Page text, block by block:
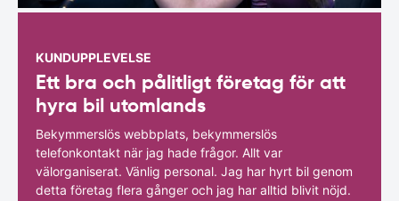
KUNDUPPLEVELSE
Ett bra och pålitligt företag för att
hyra bil utomlands
Bekymmerslös webbplats, bekymmerslös
telefonkontakt när jag hade frågor. Allt var
välorganiserat. Vänlig personal. Jag har hyrt bil genom
detta företag flera gånger och jag har alltid blivit nöjd.